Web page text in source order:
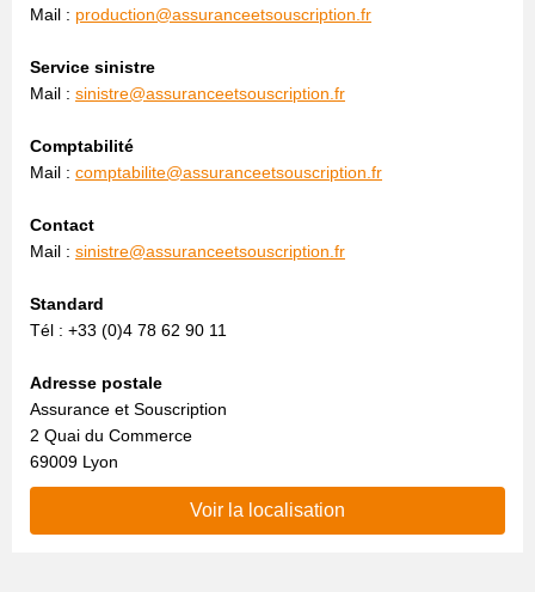
Mail : production@assuranceetsouscription.fr
Service sinistre
Mail : sinistre@assuranceetsouscription.fr
Comptabilité
Mail : comptabilite@assuranceetsouscription.fr
Contact
Mail : sinistre@assuranceetsouscription.fr
Standard
Tél : +33 (0)4 78 62 90 11
Adresse postale
Assurance et Souscription
2 Quai du Commerce
69009 Lyon
Voir la localisation